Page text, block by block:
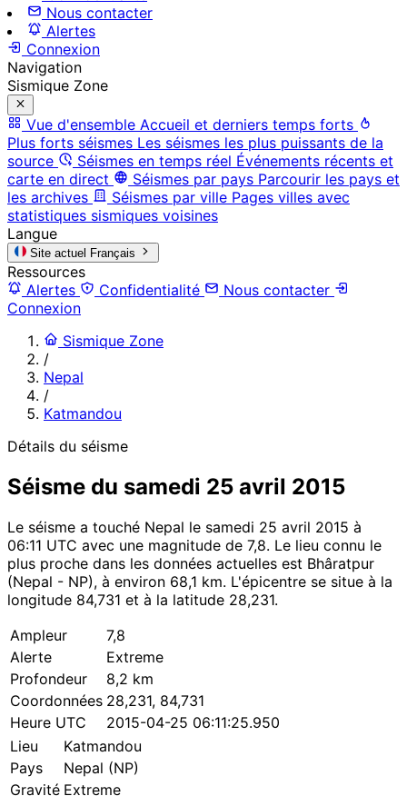
Nous contacter
Alertes
Connexion
Navigation
Sismique Zone
Vue d'ensemble Accueil et derniers temps forts
Plus forts séismes Les séismes les plus puissants de la
source
Séismes en temps réel Événements récents et
carte en direct
Séismes par pays Parcourir les pays et
les archives
Séismes par ville Pages villes avec
statistiques sismiques voisines
Langue
Site actuel Français
Ressources
Alertes
Confidentialité
Nous contacter
Connexion
Sismique Zone
/
Nepal
/
Katmandou
Détails du séisme
Séisme du samedi 25 avril 2015
Le séisme a touché Nepal le samedi 25 avril 2015 à
06:11 UTC avec une magnitude de 7,8. Le lieu connu le
plus proche dans les données actuelles est Bhâratpur
(Nepal - NP), à environ 68,1 km. L'épicentre se situe à la
longitude 84,731 et à la latitude 28,231.
Ampleur
7,8
Alerte
Extreme
Profondeur
8,2 km
Coordonnées 28,231, 84,731
Heure UTC
2015-04-25 06:11:25.950
Lieu
Katmandou
Pays
Nepal (NP)
Gravité Extreme